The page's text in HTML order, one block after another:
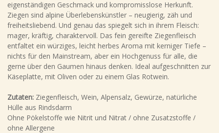
eigenständigen Geschmack und kompromisslose Herkunft.
Ziegen sind alpine Überlebenskünstler – neugierig, zäh und
freiheitsliebend. Und genau das spiegelt sich in ihrem Fleisch:
mager, kräftig, charaktervoll. Das fein gereifte Ziegenfleisch
entfaltet ein würziges, leicht herbes Aroma mit kerniger Tiefe –
nichts für den Mainstream, aber ein Hochgenuss für alle, die
gerne über den Gaumen hinaus denken. Ideal aufgeschnitten zur
Käseplatte, mit Oliven oder zu einem Glas Rotwein.
Zutaten: Ziegenfleisch, Wein, Alpensalz, Gewürze, natürliche
Hülle aus Rindsdarm
Ohne Pökelstoffe wie Nitrit und Nitrat / ohne Zusatzstoffe /
ohne Allergene